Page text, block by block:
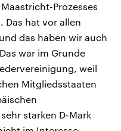
Prozesses
Das hat vor allen
das haben wir auch
war im Grunde
weil
Mitgliedsstaaten
starken D-Mark